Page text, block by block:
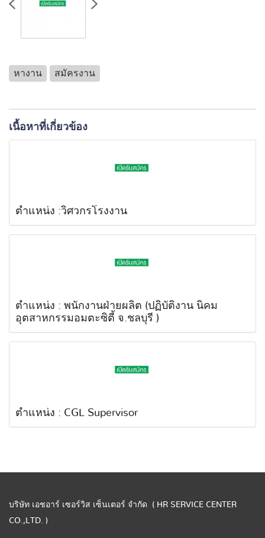
หางาน สมัครงาน
เนื้อหาที่เกี่ยวข้อง
ตำแหน่ง :วิศวกรโรงงาน
ตำแหน่ง : พนักงานฝ่ายผลิต (ปฏิบัติงาน นิคม
อุตสาหกรรมอมตะซิตี้ จ.ชลบุรี )
ตำแหน่ง : CGL Supervisor
บริษัท เอชอาร์ เซอร์วิส เซ็นเตอร์ จำกัด ( HR SERVICE CENTER
CO.,LTD. )